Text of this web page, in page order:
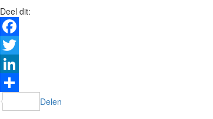
Deel dit:
Facebook
Twitter
LinkedIn
Delen